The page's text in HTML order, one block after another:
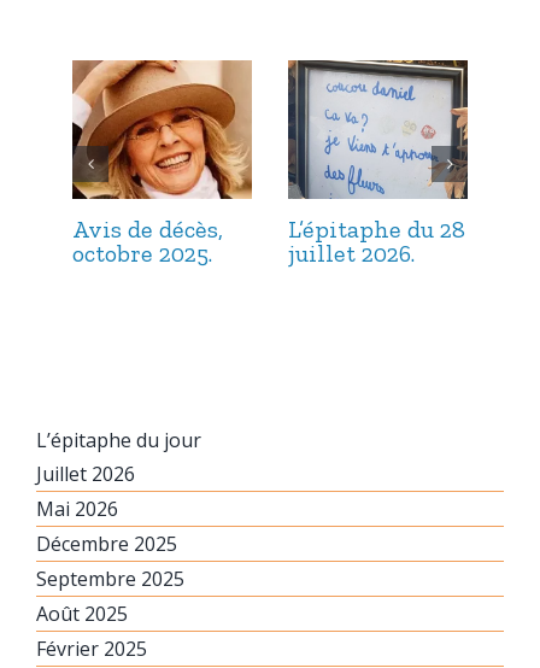
Avis de décès,
octobre 2025.
L’épitaphe du 28
juillet 2026.
L’épitaphe du jour
Juillet 2026
Mai 2026
Décembre 2025
Septembre 2025
Août 2025
Février 2025